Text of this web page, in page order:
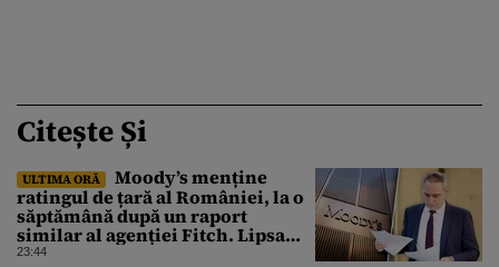
Citește Și
ULTIMA ORĂ
Moody’s menține
ratingul de țară al României, la o
săptămână după un raport
similar al agenției Fitch. Lipsa
unui guvern cu puteri depline,
23:44